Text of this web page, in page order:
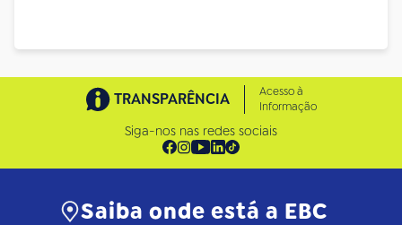
TRANSPARÊNCIA
Acesso à
Informação
Siga-nos nas redes sociais
Saiba onde está a EBC